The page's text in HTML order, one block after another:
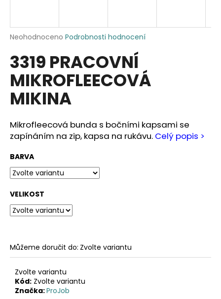
Průměrné
produktu
je
0,0
5
hvězdiček.
Neohodnoceno Podrobnosti hodnocení
3319 PRACOVNÍ
MIKROFLEECOVÁ
MIKINA
Mikrofleecová bunda s bočními kapsami se
zapínáním na zip, kapsa na rukávu. Celý popis >
BARVA
VELIKOST
Můžeme doručit do: Zvolte variantu
Zvolte variantu
Kód: Zvolte variantu
Značka:ProJob
j
í
?
D
o
p
o
r
u
j
e
e